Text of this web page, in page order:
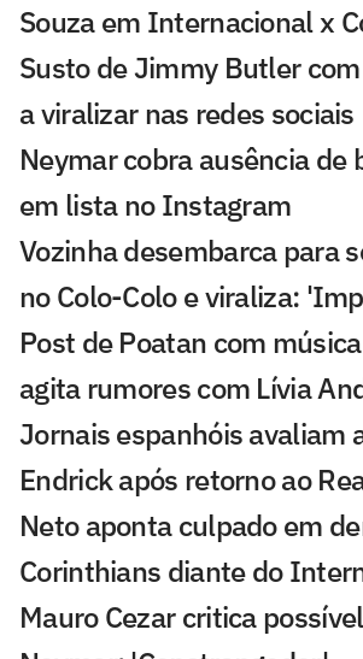
Souza em Internacional x
Susto de Jimmy Butler
a viralizar nas redes sociais
Neymar cobra ausência de
em lista no Instagram
Vozinha desembarca para
no Colo-Colo e viraliza:
Post de Poatan com
agita rumores com Lívia
Jornais espanhóis avaliam
Endrick após retorno ao
Neto aponta culpado em
Corinthians diante do
Mauro Cezar critica